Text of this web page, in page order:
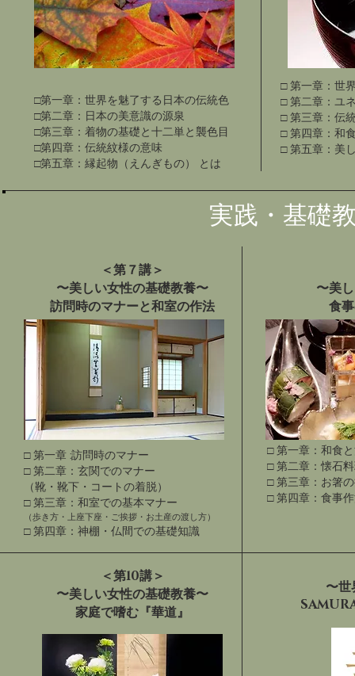
□第一章：世界を魅了する日本の伝統色
□第二章：日本の美意識の源泉
□第三章：着物の基礎と十二単と襲色目
□第四章：伝統紋様の意味
□第五章：縁起物（えんぎもの） とは
□ 第一章：世
□ 第二章：ユ
□ 第三章：伝
□ 第四章：和
□ 第五章：美
実践・基礎
〜美
食
□ 第一章：和食
□ 第二章：懐石
□ 第三章：お箸
□ 第四章：食事
＜第７講＞
〜美しい女性の基礎教養〜
訪問時のマナーと和室の作法
□ 第一章 :訪問時のマナー
□ 第二章：玄関でのマナー
（靴・靴下・コートの着脱）
□ 第三章：和室での基本マナー
（歩き方・上座下座・ご挨拶・お土産の渡し方）
□ 第四章：神棚・仏間での基礎知識
＜第10講＞
〜美しい女性の基礎教養〜
家庭で嗜む『華道』
〜世